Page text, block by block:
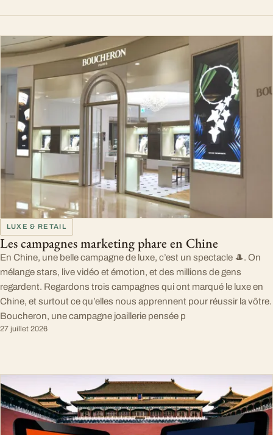
LUXE & RETAIL
Les campagnes marketing phare en Chine
En Chine, une belle campagne de luxe, c’est un spectacle 🎩. On
mélange stars, live vidéo et émotion, et des millions de gens
regardent. Regardons trois campagnes qui ont marqué le luxe en
Chine, et surtout ce qu’elles nous apprennent pour réussir la vôtre.
Boucheron, une campagne joaillerie pensée p
27 juillet 2026